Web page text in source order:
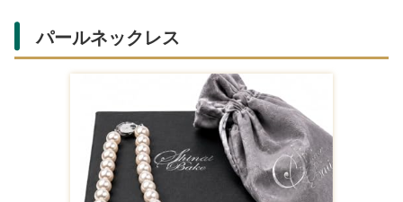
パールネックレス